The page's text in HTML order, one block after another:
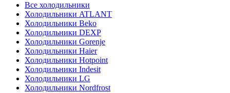
Все холодильники
Холодильники ATLANT
Холодильники Beko
Холодильники DEXP
Холодильники Gorenje
Холодильники Haier
Холодильники Hotpoint
Холодильники Indesit
Холодильники LG
Холодильники Nordfrost